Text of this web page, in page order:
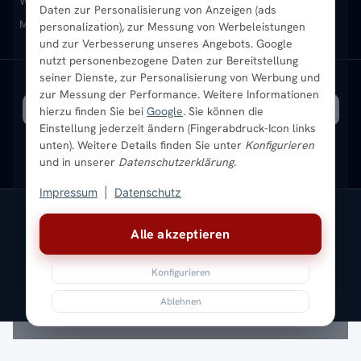
Alle akzeptieren
Konfigurieren
Ablehnen
Daten zur Personalisierung von Anzeigen (ads
personalization), zur Messung von Werbeleistungen
und zur Verbesserung unseres Angebots. Google
nutzt personenbezogene Daten zur Bereitstellung
seiner Dienste, zur Personalisierung von Werbung und
zur Messung der Performance. Weitere Informationen
hierzu finden Sie bei Google. Sie können die
Einstellung jederzeit ändern (Fingerabdruck-Icon links
unten). Weitere Details finden Sie unter Konfigurieren
und in unserer Datenschutzerklärung.
Impressum Datenschutz
Sendung verfolgen
Ratgeber
Bestpreisgarantie
Aktuelle Angebote
Mischbetrieb-HeizkörperHeizkörper-ZubehörAktuelle Angebote
VERSAND MIT
* Alle Preise inkl. gesetzlicher USt. |Kostenloser Versand
Impressum AGBWiderrufsbelehrung
Versandkosten
BatteriegesetzSitemap